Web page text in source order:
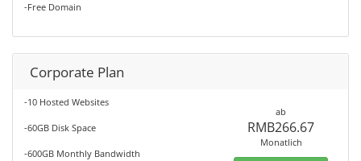
-Free Domain
Corporate Plan
-10 Hosted Websites
-60GB Disk Space
-600GB Monthly Bandwidth
ab
RMB266.67
Monatlich